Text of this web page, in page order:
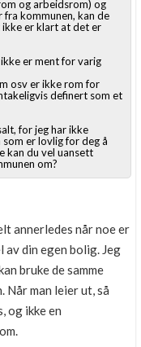
og arbeidsrom) og
kommunen, kan de
er klart at det er
er ment for varig
osv er ikke rom for
definert som et
for jeg har ikke
er lovlig for deg å
kan du vel uansett
om?
annerledes når noe er
din egen bolig. Jeg
bruke de samme
Når man leier ut, så
og ikke en